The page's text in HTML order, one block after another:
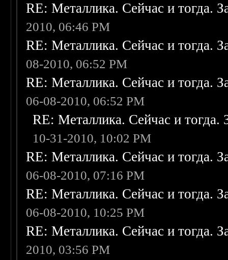
RE: Металлика. Сейчас и тогда.
2010, 06:46 PM
RE: Металлика. Сейчас и тогда.
08-2010, 06:52 PM
RE: Металлика. Сейчас и тогда.
06-08-2010, 06:52 PM
RE: Металлика. Сейчас и
10-31-2010, 10:02 PM
RE: Металлика. Сейчас и тогда.
06-08-2010, 07:16 PM
RE: Металлика. Сейчас и тогда.
06-08-2010, 10:25 PM
RE: Металлика. Сейчас и тогда.
2010, 03:56 PM